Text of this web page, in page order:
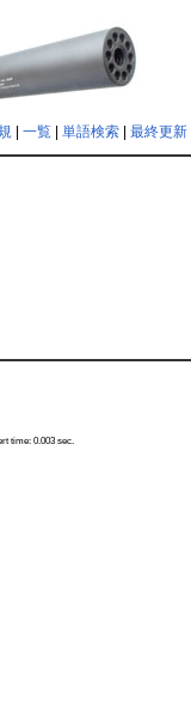
| 一覧| 単語検索| 最終更新|
time: 0.003 sec.